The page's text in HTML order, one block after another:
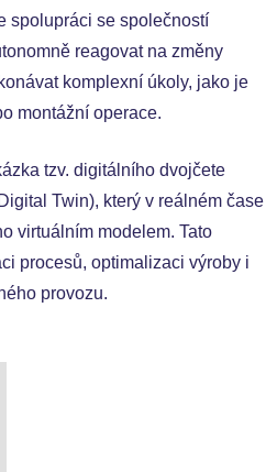
spolupráci se společností
reagovat na změny
komplexní úkoly, jako je
montážní operace.
tzv. digitálního dvojčete
Twin), který v reálném čase
virtuálním modelem. Tato
procesů, optimalizaci výroby i
provozu.